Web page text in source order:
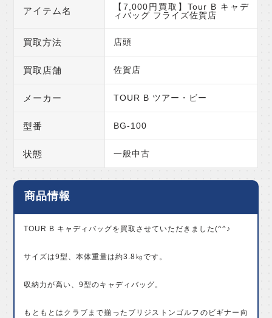
アイテム名
【7,000円買取】Tour B キャデ
ィバッグ フライズ佐賀店
買取方法 店頭
買取店舗 佐賀店
メーカー TOUR B ツアー・ビー
型番 BG-100
状態 一般中古
商品情報
TOUR B キャディバッグを買取させていただきました(^^♪
サイズは9型、本体重量は約3.8㎏です。
収納力が高い、9型のキャディバッグ。
もともとはクラブまで揃ったブリジストンゴルフのビギナー向